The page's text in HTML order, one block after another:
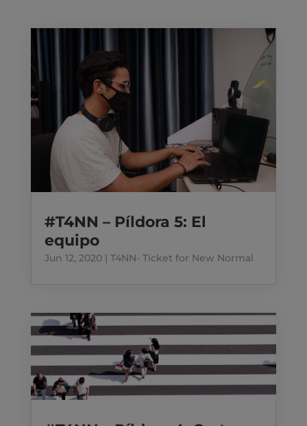
#T4NN – Píldora 5: El
equipo
Jun 12, 2020| T4NN- Ticket for New Normal